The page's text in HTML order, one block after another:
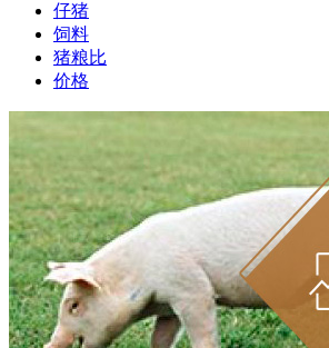
仔猪
饲料
猪粮比
价格